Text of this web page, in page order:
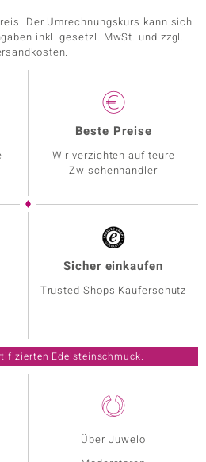
Der Umrechnungskurs kann sich
inkl. gesetzl. MwSt. und zzgl.
Über Juwelo
Beste Preise
Wir verzichten auf teure
Zwischenhändler
Sicher einkaufen
Trusted Shops Käuferschutz
Edelsteinschmuck.